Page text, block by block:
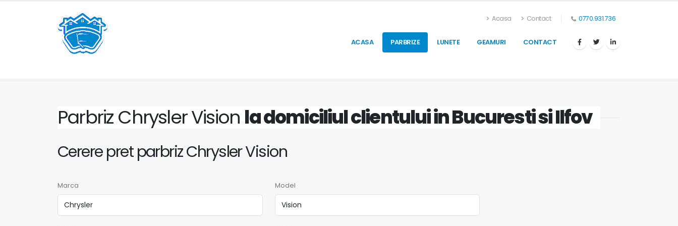
Acasa Contact 0770.931.736
ACASA PARBRIZE LUNETE GEAMURI CONTACT
Parbriz Chrysler Vision la domiciliul clientului in Bucuresti si Ilfov
Cerere pret parbriz Chrysler Vision
Marca Model